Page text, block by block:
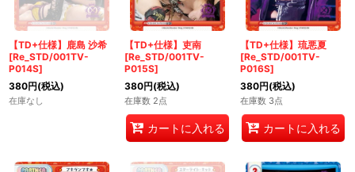
【TD+仕様】鹿島 沙希
[Re_STD/001TV-
P014S]
380円(税込)
在庫なし
【TD+仕様】吏南
[Re_STD/001TV-
P015S]
380円(税込)
在庫数 2点
カートに入れる
【TD+仕様】琉悪夏
[Re_STD/001TV-
P016S]
380円(税込)
在庫数 3点
カートに入れる